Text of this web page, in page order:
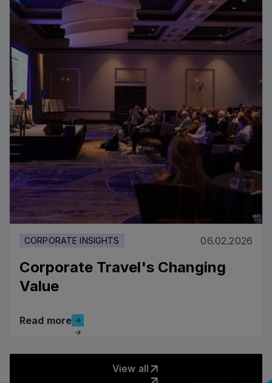
Read more
CORPORATE INSIGHTS 06.02.2026
Corporate Travel's Changing
Value
Read more
Read more
View all